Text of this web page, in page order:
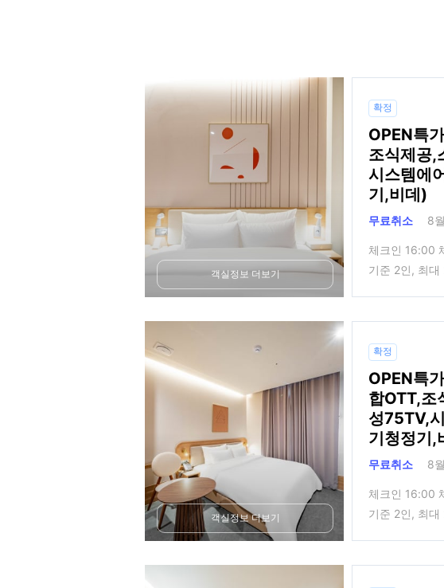
객실정보 더보기
확정
OPEN특
조식제공,
시스템에
기,비데)
무료취소 8
체크인 16:00
기준 2인, 최대
객실정보 더보기
확정
OPEN특
합OTT,조
성75TV,
기청정기,
무료취소 8
체크인 16:00
기준 2인, 최대